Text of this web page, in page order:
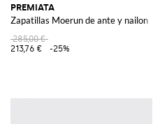
PREMIATA
Zapatillas Moerun de ante y nailon
285,00 €
213,76 €
-25%